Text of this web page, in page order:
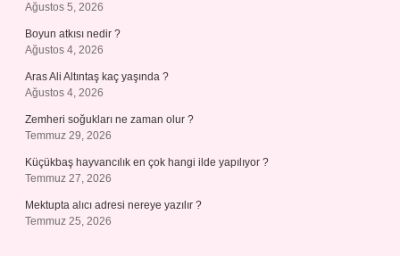
Ağustos 5, 2026
Boyun atkısı nedir ?
Ağustos 4, 2026
Aras Ali Altıntaş kaç yaşında ?
Ağustos 4, 2026
Zemheri soğukları ne zaman olur ?
Temmuz 29, 2026
Küçükbaş hayvancılık en çok hangi ilde yapılıyor ?
Temmuz 27, 2026
Mektupta alıcı adresi nereye yazılır ?
Temmuz 25, 2026